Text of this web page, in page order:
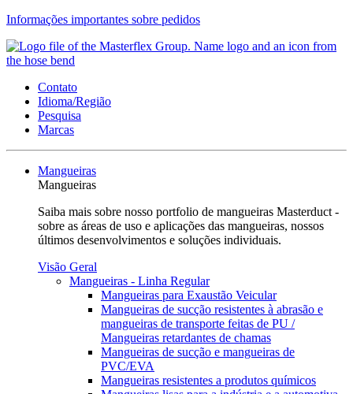
Informações importantes sobre pedidos
Contato
Idioma/Região
Pesquisa
Marcas
Mangueiras
Mangueiras
Saiba mais sobre nosso portfolio de mangueiras Masterduct -
sobre as áreas de uso e aplicações das mangueiras, nossos
últimos desenvolvimentos e soluções individuais.
Visão Geral
Mangueiras - Linha Regular
Mangueiras para Exaustão Veicular
Mangueiras de sucção resistentes à abrasão e
mangueiras de transporte feitas de PU /
Mangueiras retardantes de chamas
Mangueiras de sucção e mangueiras de
PVC/EVA
Mangueiras resistentes a produtos químicos